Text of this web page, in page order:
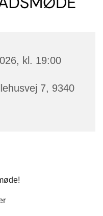
kl. 19:00
7, 9340